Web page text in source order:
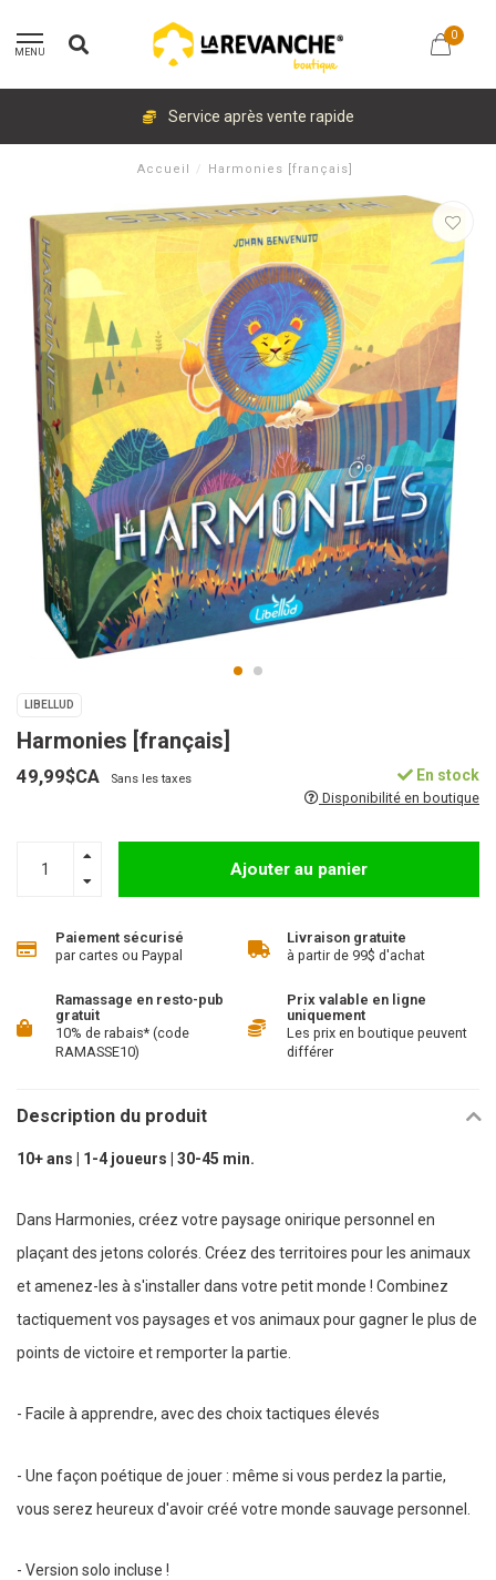
MENU
0
Service après vente rapide
Accueil / Harmonies [français]
LIBELLUD
Harmonies [français]
49,99$CA Sans les taxes En stock
Disponibilité en boutique
Ajouter au panier
Paiement sécurisé
par cartes ou Paypal
Livraison gratuite
à partir de 99$ d'achat
Ramassage en resto-pub
gratuit
10% de rabais* (code
RAMASSE10)
Prix valable en ligne
uniquement
Les prix en boutique peuvent
différer
Description du produit
10+ ans | 1-4 joueurs | 30-45 min.
Dans Harmonies, créez votre paysage onirique personnel en
plaçant des jetons colorés. Créez des territoires pour les animaux
et amenez-les à s'installer dans votre petit monde ! Combinez
tactiquement vos paysages et vos animaux pour gagner le plus de
points de victoire et remporter la partie.
- Facile à apprendre, avec des choix tactiques élevés
- Une façon poétique de jouer : même si vous perdez la partie,
vous serez heureux d'avoir créé votre monde sauvage personnel.
- Version solo incluse !